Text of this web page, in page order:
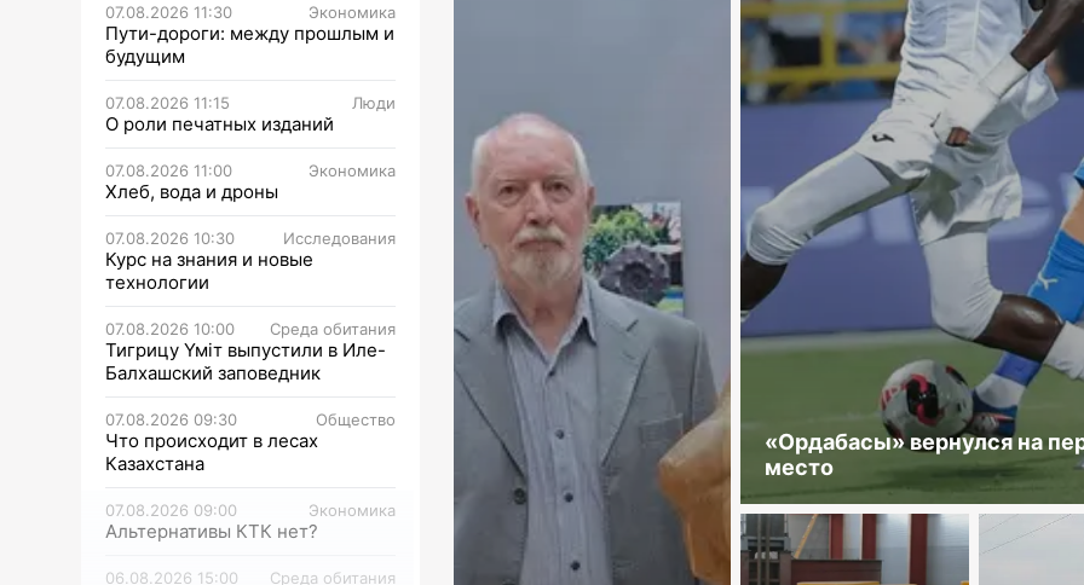
07.08.2026 11:30 Экономика
Пути-дороги: между прошлым и
будущим
07.08.2026 11:15 Люди
О роли печатных изданий
07.08.2026 11:00 Экономика
Хлеб, вода и дроны
07.08.2026 10:30 Исследования
Курс на знания и новые
технологии
07.08.2026 10:00 Среда обитания
Тигрицу Үміт выпустили в Иле-
Балхашский заповедник
07.08.2026 09:30 Общество
Что происходит в лесах
Казахстана
07.08.2026 09:00 Экономика
Альтернативы КТК нет?
06.08.2026 15:00 Среда обитания
«Ордабасы» вернулся на
место